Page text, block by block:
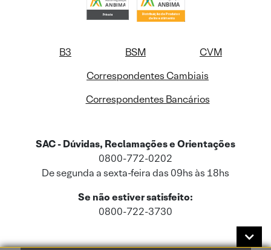
B3 BSM
CVM
Correspondentes Cambiais
Correspondentes Bancários
SAC - Dúvidas, Reclamações e Orientações
0800-772-0202
De segunda a sexta-feira das 09hs às 18hs
Se não estiver satisfeito:
0800-722-3730